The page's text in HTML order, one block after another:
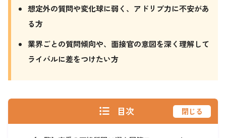
想定外の質問や変化球に弱く、アドリブ力に不安があ
る方
業界ごとの質問傾向や、面接官の意図を深く理解して
ライバルに差をつけたい方
目次 閉じる